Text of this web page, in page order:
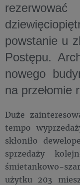
powstanie u
Postępu.
nowego
na przełomie
Duże
tempo
skłoniło
sprzedaży
śmietankowo-
użytku 203